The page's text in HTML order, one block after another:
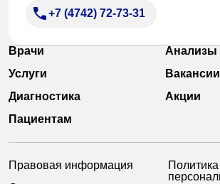
+7 (4742) 72-73-31
Врачи
Анализы
Услуги
Вакансии
Диагностика
Акции
Пациентам
Правовая информация